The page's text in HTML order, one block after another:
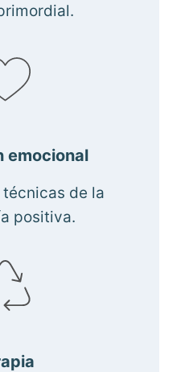
emocional
de la
positiva.